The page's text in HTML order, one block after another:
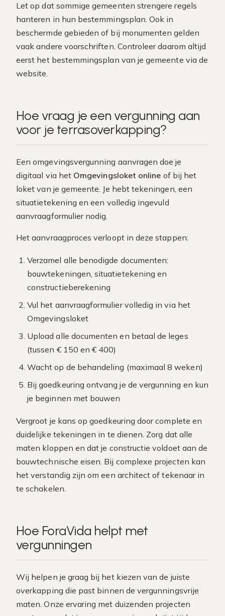
Let op dat sommige gemeenten strengere regels
hanteren in hun bestemmingsplan. Ook in
beschermde gebieden of bij monumenten gelden
vaak andere voorschriften. Controleer daarom altijd
eerst het bestemmingsplan van je gemeente via de
website.
Hoe vraag je een vergunning aan
voor je terrasoverkapping?
Een omgevingsvergunning aanvragen doe je
digitaal via het Omgevingsloket online of bij het
loket van je gemeente. Je hebt tekeningen, een
situatietekening en een volledig ingevuld
aanvraagformulier nodig.
Het aanvraagproces verloopt in deze stappen:
Verzamel alle benodigde documenten:
bouwtekeningen, situatietekening en
constructieberekening
Vul het aanvraagformulier volledig in via het
Omgevingsloket
Upload alle documenten en betaal de leges
(tussen € 150 en € 400)
Wacht op de behandeling (maximaal 8 weken)
Bij goedkeuring ontvang je de vergunning en kun
je beginnen met bouwen
Vergroot je kans op goedkeuring door complete en
duidelijke tekeningen in te dienen. Zorg dat alle
maten kloppen en dat je constructie voldoet aan de
bouwtechnische eisen. Bij complexe projecten kan
het verstandig zijn om een architect of tekenaar in
te schakelen.
Hoe ForaVida helpt met
vergunningen
Wij helpen je graag bij het kiezen van de juiste
overkapping die past binnen de vergunningsvrije
maten. Onze ervaring met duizenden projecten